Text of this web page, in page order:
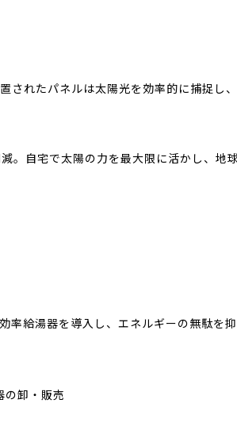
されたパネルは太陽光を効率的に捕捉し
。自宅で太陽の力を最大限に活かし、地
率給湯器を導入し、エネルギーの無駄を